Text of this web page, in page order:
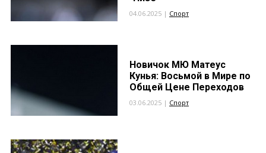
04.06.2025 | Спорт
Новичок МЮ Матеус
Кунья: Восьмой в Мире по
Общей Цене Переходов
03.06.2025 | Спорт